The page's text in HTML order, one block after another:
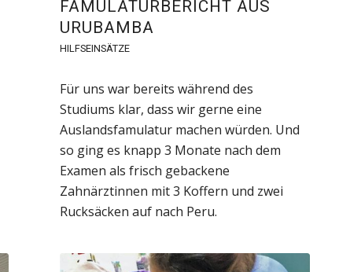
FAMULATURBERICHT AUS
URUBAMBA
HILFSEINSÄTZE
Für uns war bereits während des
Studiums klar, dass wir gerne eine
Auslandsfamulatur machen würden. Und
so ging es knapp 3 Monate nach dem
Examen als frisch gebackene
Zahnärztinnen mit 3 Koffern und zwei
Rucksäcken auf nach Peru.